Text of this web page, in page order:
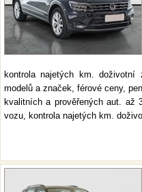
kontrola najetých km. doživotní
modelů a značek, férové ceny,
kvalitních a prověřených aut. až
vozu, kontrola najetých km.